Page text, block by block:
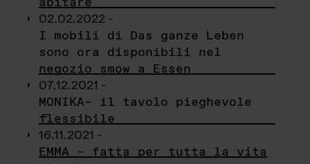
02.02.2022 -
I mobili di Das ganze Leben
sono ora disponibili nel
negozio smow a Essen
07.12.2021 -
MONIKA– il tavolo pieghevole
flessibile
16.11.2021 -
EMMA – fatta per tutta la vita